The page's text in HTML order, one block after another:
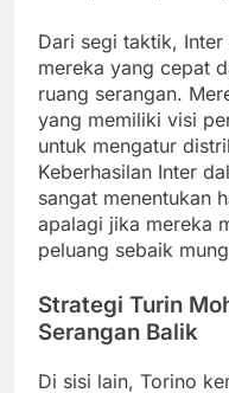
Dari segi taktik,
mereka yang cepat
ruang serangan.
yang memiliki visi
untuk mengatur
Keberhasilan Inter
sangat menentukan
apalagi jika mereka
peluang sebaik
Strategi Turin
Serangan Balik
Di sisi lain, Torino